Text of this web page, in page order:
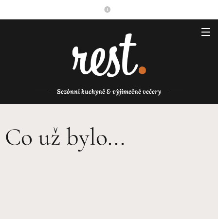
Sezónní kuchyně & výjimečné večery
Co už bylo...